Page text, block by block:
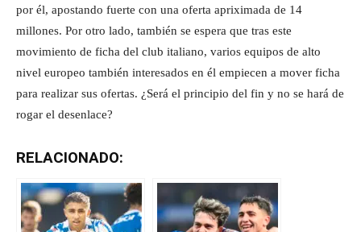
por él, apostando fuerte con una oferta apriximada de 14
millones. Por otro lado, también se espera que tras este
movimiento de ficha del club italiano, varios equipos de alto
nivel europeo también interesados en él empiecen a mover ficha
para realizar sus ofertas. ¿Será el principio del fin y no se hará de
rogar el desenlace?
RELACIONADO: